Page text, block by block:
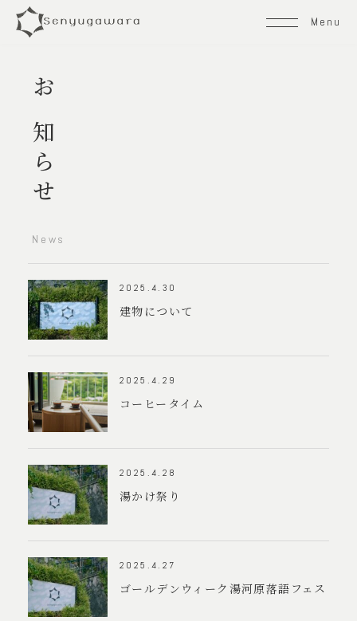
トップページ
コンセプト
オールインクルーシブな滞在
プライベートサウナ
日帰りプラン
アクセスと散策
お知らせ
お問い合わせ
よくある質問
採用情報
Menu
お知らせ
News
2025.4.30
建物について
2025.4.29
コーヒータイム
2025.4.28
湯かけ祭り
2025.4.27
ゴールデンウィーク湯河原落語フェス